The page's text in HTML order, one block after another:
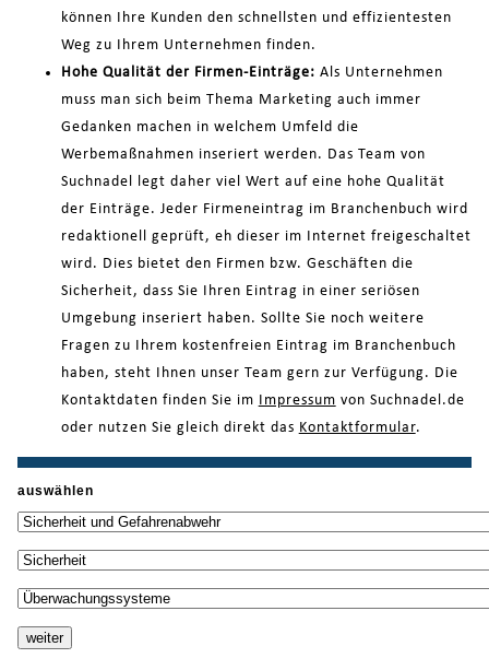
können Ihre Kunden den schnellsten und effizientesten
Weg zu Ihrem Unternehmen finden.
Hohe Qualität der Firmen-Einträge: Als Unternehmen
muss man sich beim Thema Marketing auch immer
Gedanken machen in welchem Umfeld die
Werbemaßnahmen inseriert werden. Das Team von
Suchnadel legt daher viel Wert auf eine hohe Qualität
der Einträge. Jeder Firmeneintrag im Branchenbuch wird
redaktionell geprüft, eh dieser im Internet freigeschaltet
wird. Dies bietet den Firmen bzw. Geschäften die
Sicherheit, dass Sie Ihren Eintrag in einer seriösen
Umgebung inseriert haben. Sollte Sie noch weitere
Fragen zu Ihrem kostenfreien Eintrag im Branchenbuch
haben, steht Ihnen unser Team gern zur Verfügung. Die
Kontaktdaten finden Sie im
Impressum von Suchnadel.de
oder nutzen Sie gleich direkt das Kontaktformular.
auswählen